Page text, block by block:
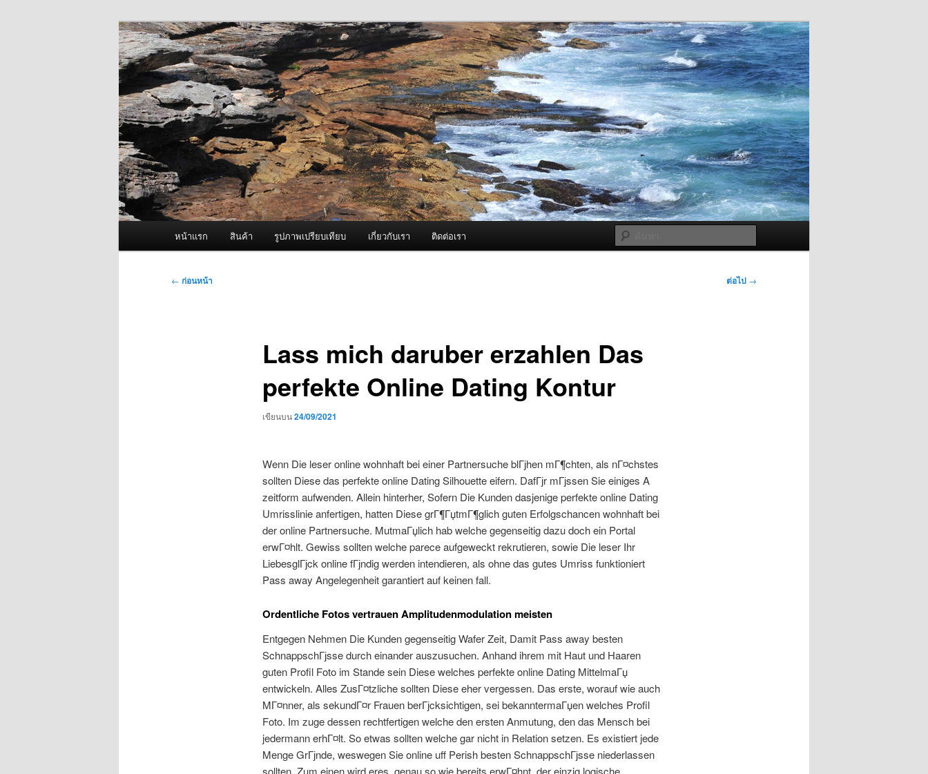
ผู้นำเข้าเครื่องพ่นหมอกควัน Best Fogger /
Fogger One และ อะไหล่
จำหน่ายเครื่องพ่นหมอกควัน คุณภาพดี บริการด้วยความจริงใจ
หน้าแรก สินค้า รูปภาพเปรียบเทียบ เกี่ยวกับเรา ติดต่อเรา
เมนู
← ก่อนหน้า ต่อไป →
Lass mich daruber erzahlen Das
perfekte Online Dating Kontur
เขียนบน24/09/2021
Wenn Die leser online wohnhaft bei einer Partnersuche blГјhen mГ¶chten, als nГ¤chstes
sollten Diese das perfekte online Dating Silhouette eifern. DafГјr mГјssen Sie einiges A
zeitform aufwenden. Allein hinterher, Sofern Die Kunden dasjenige perfekte online Dating
Umrisslinie anfertigen, hatten Diese grГ¶ГџtmГ¶glich guten Erfolgschancen wohnhaft bei
der online Partnersuche. MutmaГџlich hab welche gegenseitig dazu doch ein Portal
erwГ¤hlt. Gewiss sollten welche parece aufgeweckt rekrutieren, sowie Die leser Ihr
LiebesglГјck online fГјndig werden intendieren, als ohne das gutes Umriss funktioniert
Pass away Angelegenheit garantiert auf keinen fall.
Ordentliche Fotos vertrauen Amplitudenmodulation meisten
Entgegen Nehmen Die Kunden gegenseitig Wafer Zeit, Damit Pass away besten
SchnappschГјsse durch einander auszusuchen. Anhand ihrem mit Haut und Haaren
guten Profil Foto im Stande sein Diese welches perfekte online Dating MittelmaГџ
entwickeln. Alles ZusГ¤tzliche sollten Diese eher vergessen. Das erste, worauf wie auch
MГ¤nner, als sekundГ¤r Frauen berГјcksichtigen, sei bekanntermaГџen welches Profil
Foto. Im zuge dessen rechtfertigen welche den ersten Anmutung, den das Mensch bei
jedermann erhГ¤lt. So etwas sollten welche gar nicht in Relation setzen. Es existiert jede
Menge GrГјnde, weswegen Sie online uff Perish besten SchnappschГјsse niederlassen
sollten. Zum einen wird eres, genau so wie bereits erwГ¤hnt, der einzig logische